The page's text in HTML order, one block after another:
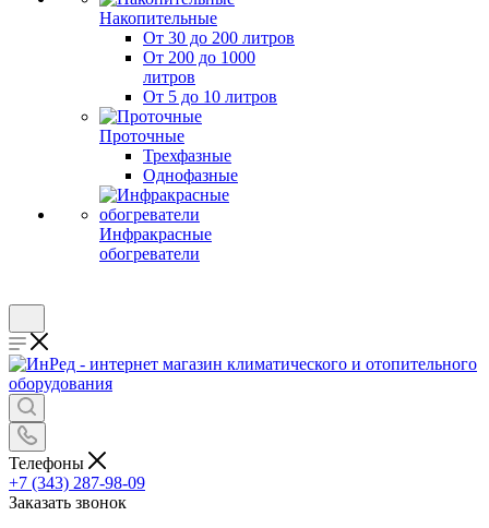
Накопительные
От 30 до 200 литров
От 200 до 1000
литров
От 5 до 10 литров
Проточные
Трехфазные
Однофазные
Инфракрасные
обогреватели
Телефоны
+7 (343) 287-98-09
Заказать звонок